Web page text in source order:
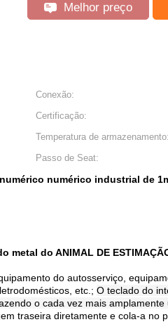
Melhor preço
Conexão:
Certificação:
Temperatura de armazenamento:
Passo de Seat:
numérico industrial de
do ANIMAL DE
do autosserviço,
etc.; O teclado do
o cada vez mais
traseira diretamente e cola-a no